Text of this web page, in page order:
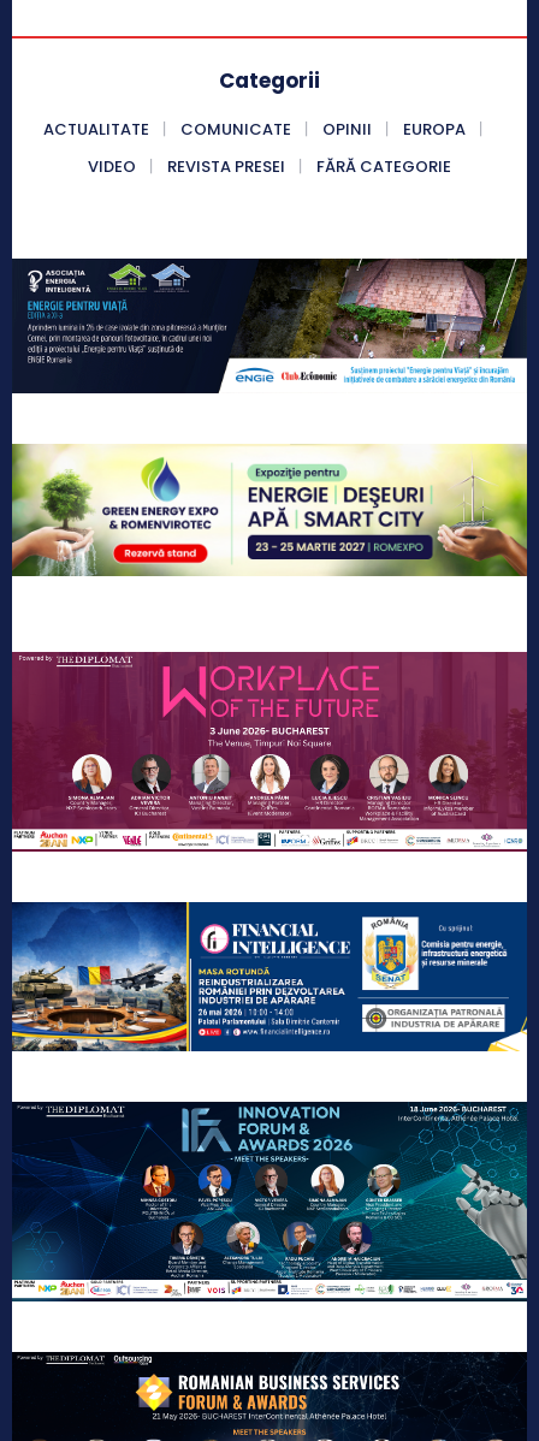
Categorii
ACTUALITATE COMUNICATE OPINII
EUROPA
VIDEO
REVISTA PRESEI FĂRĂ CATEGORIE